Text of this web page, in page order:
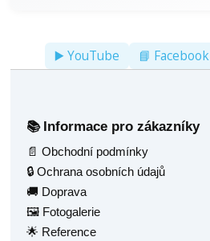
▶️ YouTube 📘 Facebook
📚 Informace pro zákazníky
📄 Obchodní podmínky
🔒 Ochrana osobních údajů
🚚 Doprava
🖼️ Fotogalerie
🌟 Reference